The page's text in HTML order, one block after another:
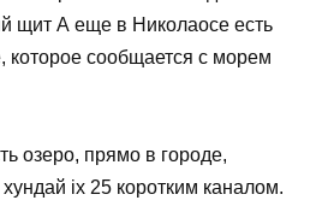
щит А еще в Николаосе есть
которое сообщается с морем
озеро, прямо в городе,
ix 25 коротким каналом.